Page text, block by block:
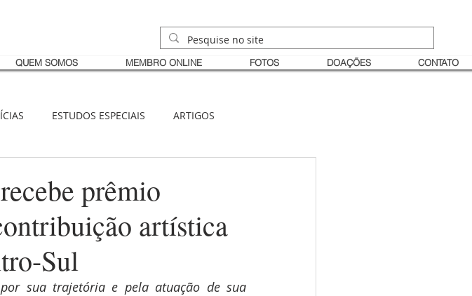
QUEM SOMOS MEMBRO ONLINE FOTOS DOAÇÕES CONTATO
ESTUDOS ESPECIAIS ARTIGOS
prêmio
artística
Sul
sua trajetória e pela atuação de sua